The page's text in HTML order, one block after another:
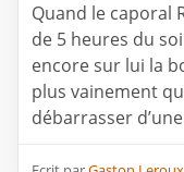
Quand le caporal
de 5 heures du
encore sur lui la
plus vainement
débarrasser